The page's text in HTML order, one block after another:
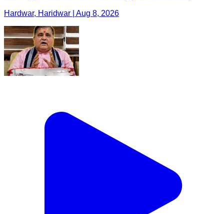
Hardwar, Haridwar | Aug 8, 2026